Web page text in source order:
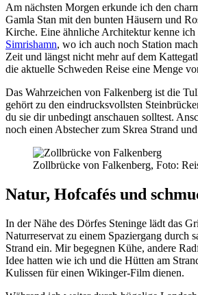
Am nächsten Morgen erkunde ich den
Gamla Stan mit den bunten Häusern und
Kirche. Eine ähnliche Architektur kenne ich
Simrishamn, wo ich auch noch Station
Zeit und längst nicht mehr auf dem
die aktuelle Schweden Reise eine Menge
Das Wahrzeichen von Falkenberg ist die
gehört zu den eindrucksvollsten
du sie dir unbedingt anschauen solltest.
noch einen Abstecher zum Skrea Strand
Zollbrücke von Falkenberg, Foto:
Natur, Hofcafés und
In der Nähe des Dörfes Steninge lädt das
Naturreservat zu einem Spaziergang durch
Strand ein. Mir begegnen Kühe, andere
Idee hatten wie ich und die Hütten am
Kulissen für einen Wikinger-Film dienen.